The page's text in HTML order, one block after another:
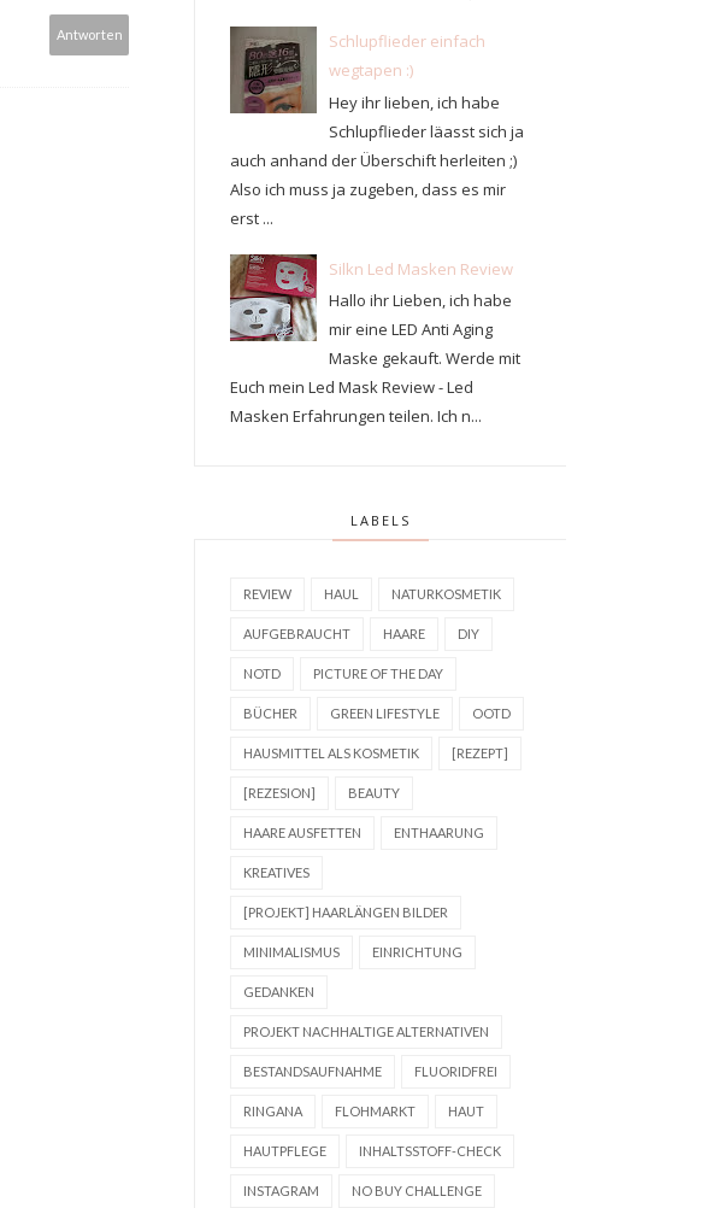
Antworten
Schlupflieder einfach
wegtapen :)
Hey ihr lieben, ich habe
Schlupflieder läasst sich ja
auch anhand der Überschift herleiten ;)
Also ich muss ja zugeben, dass es mir
erst ...
Silkn Led Masken Review
Hallo ihr Lieben, ich habe
mir eine LED Anti Aging
Maske gekauft. Werde mit
Euch mein Led Mask Review - Led
Masken Erfahrungen teilen. Ich n...
LABELS
REVIEW HAUL NATURKOSMETIK
AUFGEBRAUCHT HAARE DIY
NOTD PICTURE OF THE DAY
BÜCHER GREEN LIFESTYLE OOTD
HAUSMITTEL ALS KOSMETIK [REZEPT]
[REZESION] BEAUTY
HAARE AUSFETTEN ENTHAARUNG
KREATIVES
[PROJEKT] HAARLÄNGEN BILDER
MINIMALISMUS EINRICHTUNG
GEDANKEN
PROJEKT NACHHALTIGE ALTERNATIVEN
BESTANDSAUFNAHME FLUORIDFREI
RINGANA FLOHMARKT HAUT
HAUTPFLEGE INHALTSSTOFF-CHECK
INSTAGRAM NO BUY CHALLENGE